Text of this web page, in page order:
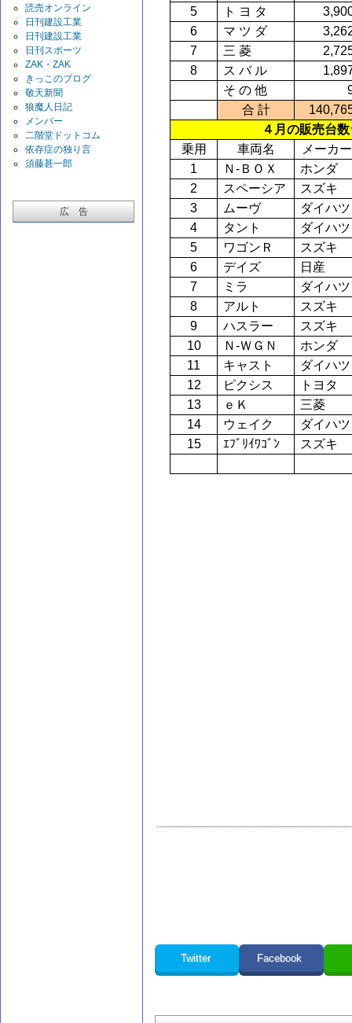
読売オンライン
日刊建設工業
日刊建設工業
日刊スポーツ
ZAK・ZAK
きっこのブログ
敬天新聞
狼魔人日記
メンバー
二階堂ドットコム
依存症の独り言
須藤甚一郎
広 告
5
ト ヨ タ
6
マ ツ ダ
7
三 菱
8
ス バ ル
そ の 他
合 計
４月の販売台
乗用
車両名
メーカー
1
Ｎ-ＢＯＸ
ホンダ
2
スペーシア
スズキ
3
ムーヴ
ダイハツ
4
タント
ダイハツ
5
ワゴンＲ
スズキ
6
デイズ
日産
7
ミラ
ダイハツ
8
アルト
スズキ
9
ハスラー
スズキ
10
Ｎ-ＷＧＮ
ホンダ
11
キャスト
ダイハツ
12
ピクシス
トヨタ
13
ｅＫ
三菱
14
ウェイク
ダイハツ
15
ｴﾌﾞﾘｲﾜｺﾞﾝ スズキ
Twitter Facebook